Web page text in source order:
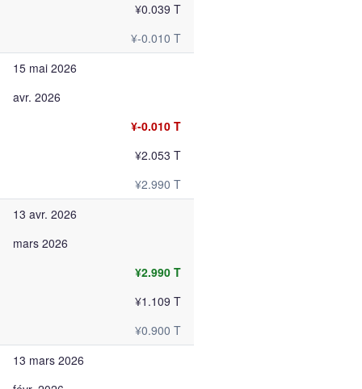
¥0.039 T
¥-0.010 T
15 mai 2026
avr. 2026
¥-0.010 T
¥2.053 T
¥2.990 T
13 avr. 2026
mars 2026
¥2.990 T
¥1.109 T
¥0.900 T
13 mars 2026